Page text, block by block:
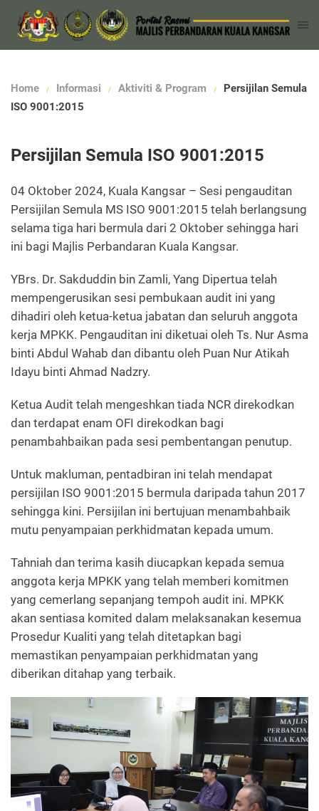
Home Informasi Aktiviti & Program
Persijilan Semula
ISO 9001:2015
Persijilan Semula ISO 9001:2015
04 Oktober 2024, Kuala Kangsar – Sesi pengauditan
Persijilan Semula MS ISO 9001:2015 telah berlangsung
selama tiga hari bermula dari 2 Oktober sehingga hari
ini bagi Majlis Perbandaran Kuala Kangsar.
YBrs. Dr. Sakduddin bin Zamli, Yang Dipertua telah
mempengerusikan sesi pembukaan audit ini yang
dihadiri oleh ketua-ketua jabatan dan seluruh anggota
kerja MPKK. Pengauditan ini diketuai oleh Ts. Nur Asma
binti Abdul Wahab dan dibantu oleh Puan Nur Atikah
Idayu binti Ahmad Nadzry.
Ketua Audit telah mengeshkan tiada NCR direkodkan
dan terdapat enam OFI direkodkan bagi
penambahbaikan pada sesi pembentangan penutup.
Untuk makluman, pentadbiran ini telah mendapat
persijilan ISO 9001:2015 bermula daripada tahun 2017
sehingga kini. Persijilan ini bertujuan menambahbaik
mutu penyampaian perkhidmatan kepada umum.
Tahniah dan terima kasih diucapkan kepada semua
anggota kerja MPKK yang telah memberi komitmen
yang cemerlang sepanjang tempoh audit ini. MPKK
akan sentiasa komited dalam melaksanakan kesemua
Prosedur Kualiti yang telah ditetapkan bagi
memastikan penyampaian perkhidmatan yang
diberikan ditahap yang terbaik.
Read more